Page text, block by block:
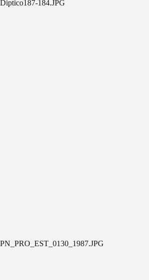
Diptico187-184.JPG
PN_PRO_EST_0130_1987.JPG